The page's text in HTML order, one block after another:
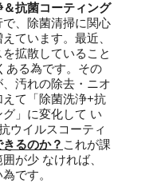
＆抗菌コーティング
、除菌清掃に関心
ています。最近、
拡散していること
ある為です。その
汚れの除去・ニオ
て「除菌洗浄+抗
」に変化して い
ウイルスコーティ
るのか？ これが課
が少 なければ、
です。